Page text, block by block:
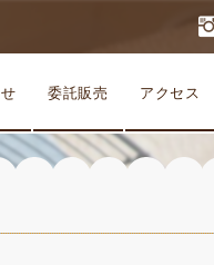
委託販売 アクセス